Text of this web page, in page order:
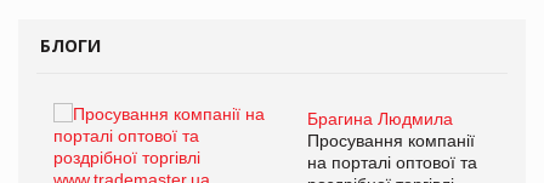
БЛОГИ
Брагина Людмила
Просування компанії
на порталі оптової та